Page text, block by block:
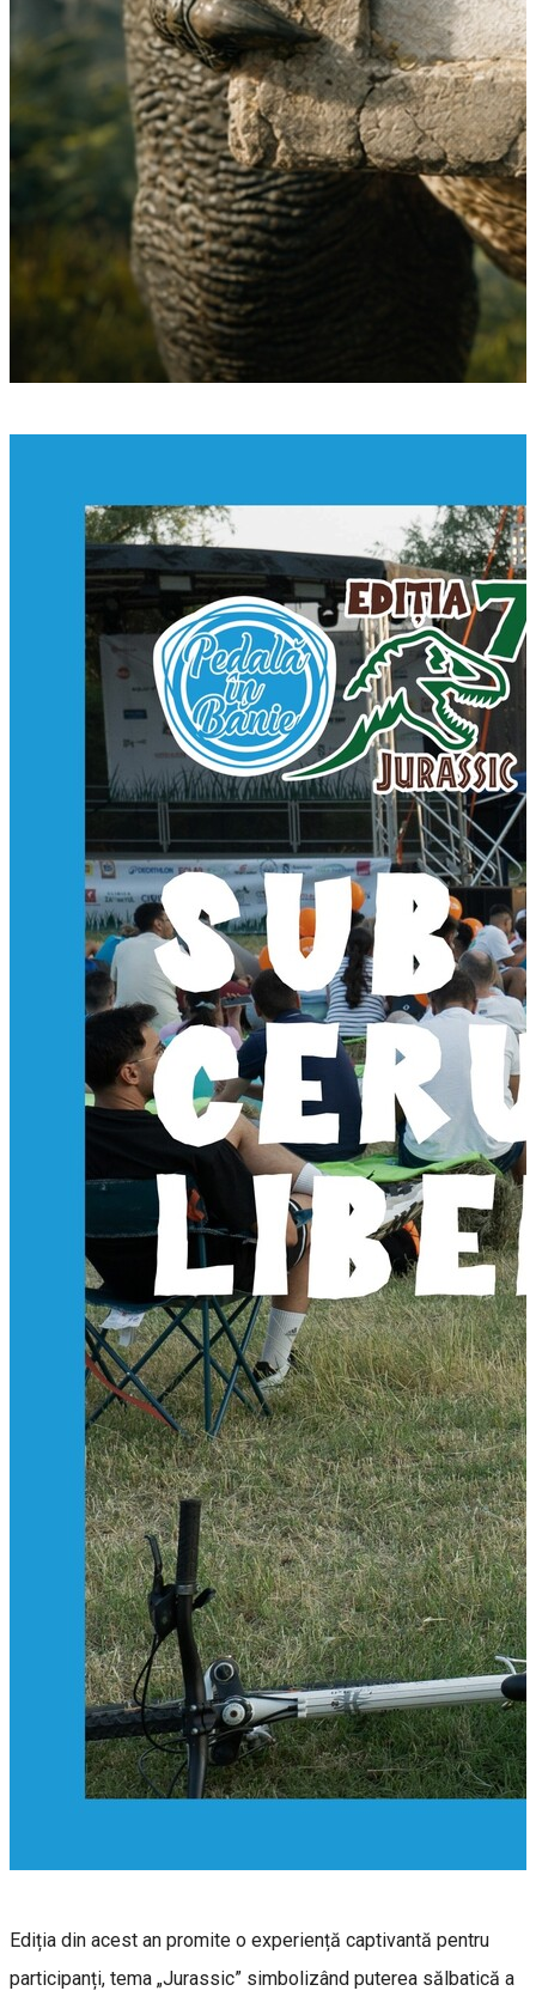
Ediția din acest an promite o experiență captivantă pentru
participanți, tema „Jurassic” simbolizând puterea sălbatică a